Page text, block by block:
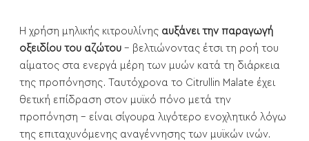
Η χρήση μηλικής κιτρουλίνης αυξάνει την παραγωγή
οξειδίου του αζώτου - βελτιώνοντας έτσι τη ροή του
αίματος στα ενεργά μέρη των μυών κατά τη διάρκεια
της προπόνησης. Ταυτόχρονα το Citrullin Malate έχει
θετική επίδραση στον μυϊκό πόνο μετά την
προπόνηση - είναι σίγουρα λιγότερο ενοχλητικό λόγω
της επιταχυνόμενης αναγέννησης των μυϊκών ινών.